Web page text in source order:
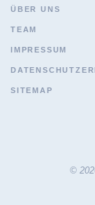
ÜBER UNS
TEAM
IMPRESSUM
SITEMAP
©